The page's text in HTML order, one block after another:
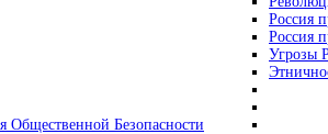
Россия
Россия
Угрозы
Общественной Безопасности